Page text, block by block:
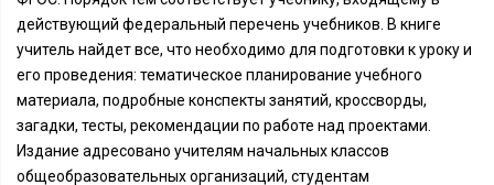
действующий федеральный перечень учебников. В книге
учитель найдет все, что необходимо для подготовки к уроку и
его проведения: тематическое планирование учебного
материала, подробные конспекты занятий, кроссворды,
загадки, тесты, рекомендации по работе над проектами.
Издание адресовано учителям начальных классов
общеобразовательных организаций, студентам